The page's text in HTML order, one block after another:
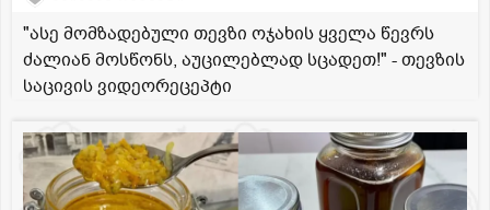
"ასე მომზადებული თევზი ოჯახის ყველა წევრს
ძალიან მოსწონს, აუცილებლად სცადეთ!" - თევზის
საცივის ვიდეორეცეპტი